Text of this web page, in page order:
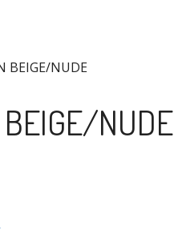
BEIGE/NUDE
NUDE